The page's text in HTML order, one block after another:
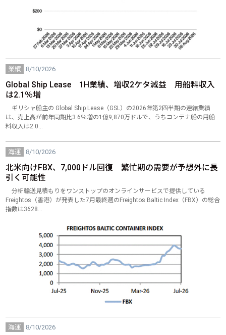
業績 8/10/2026
Global Ship Lease 1H業績、増収2ケタ減益 用船料収入
は2.1％増
ギリシャ船主の Global Ship Lease（GSL）の2026年第2四半期の連結業績
は、売上高が前年同期比3.6％増の1億9,870万ドルで、うちコンテナ船の用船
料収入は2.0…
海運 8/10/2026
北米向けFBX、7,000ドル回復 繁忙期の需要が予想外に長
引く可能性
分析輸送見積もりをワンストップのオンラインサービスで提供している
Freightos（香港）が発表した7月最終週のFreightos Baltic Index（FBX）の総合
指数は3628…
海運 8/10/2026